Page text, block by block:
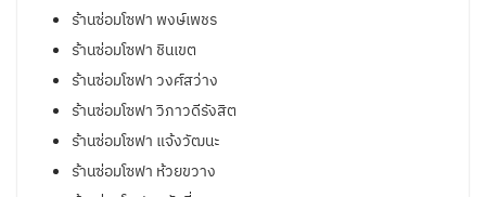
ร้านซ่อมโซฟา พงษ์เพชร
ร้านซ่อมโซฟา ชินเขต
ร้านซ่อมโซฟา วงศ์สว่าง
ร้านซ่อมโซฟา วิภาวดีรังสิต
ร้านซ่อมโซฟา แจ้งวัฒนะ
ร้านซ่อมโซฟา ห้วยขวาง